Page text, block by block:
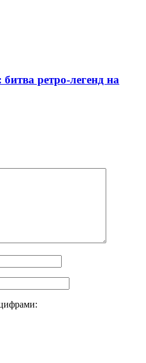
ретро-легенд на